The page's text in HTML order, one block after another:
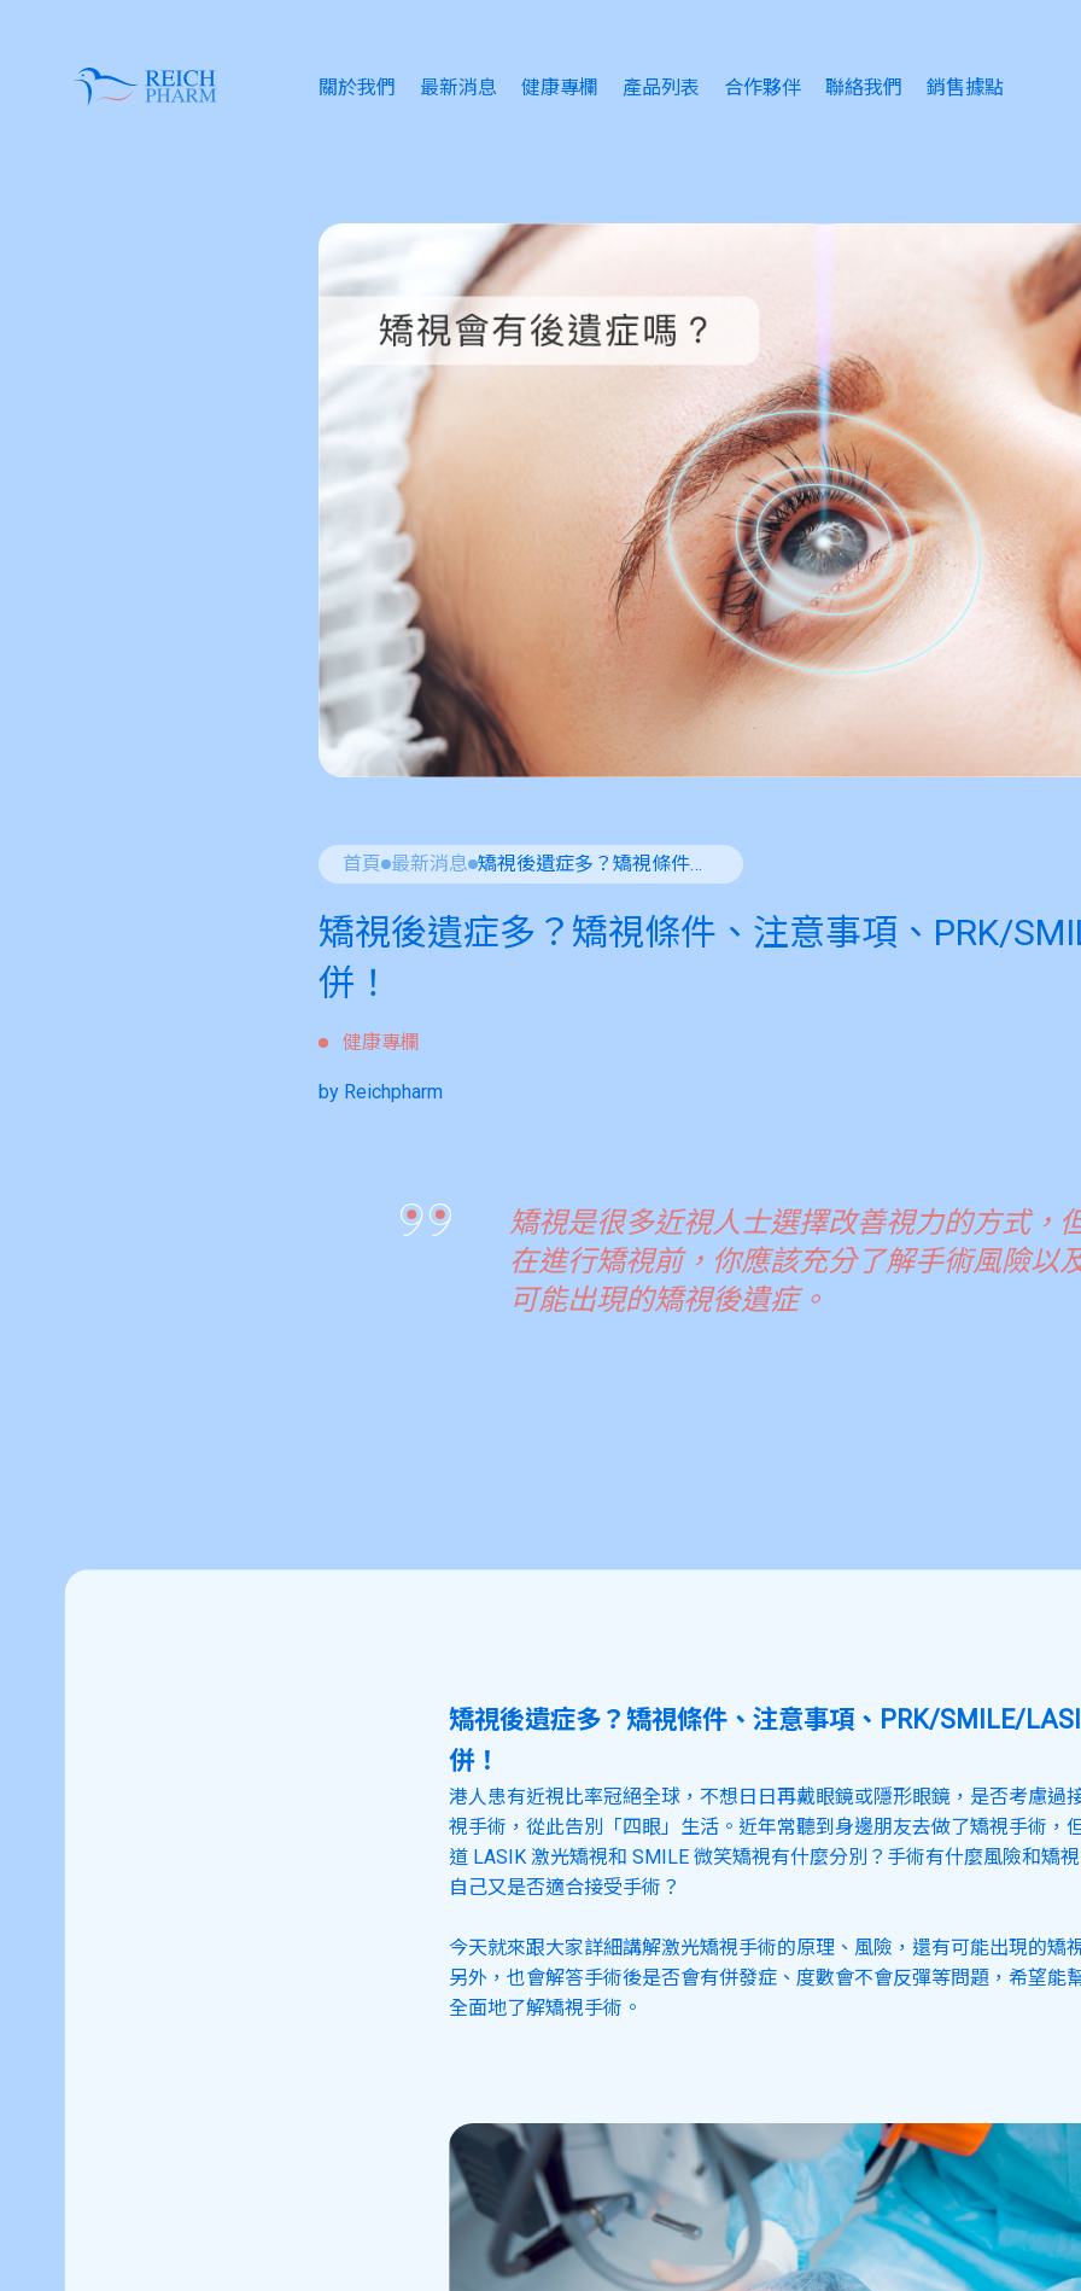
關於我們 最新消息
健康專欄
傷風感冒
皮膚護理
痔瘡護理
產品列表 合作夥伴 聯絡我們 銷售據點
首頁 最新消息 矯視後遺症多？矯視條件、注意事項、PRK/SMILE/LASIK大比併！
矯視後遺症多？矯視條件、注意事項、PRK/
併！
健康專欄
by Reichpharm
矯視是很多近視人士選擇改善視力的方式，
在進行矯視前，你應該充分了解手術風險以
可能出現的矯視後遺症。
矯視後遺症多？矯視條件、注意事項、PRK/SMILE/
併！
港人患有近視比率冠絕全球，不想日日再戴眼鏡或隱形眼鏡，是否考慮過
視手術，從此告別「四眼」生活。近年常聽到身邊朋友去做了矯視手術，
道 LASIK 激光矯視和 SMILE 微笑矯視有什麼分別？手術有什麼風險和矯
自己又是否適合接受手術？
今天就來跟大家詳細講解激光矯視手術的原理、風險，還有可能出現的矯
另外，也會解答手術後是否會有併發症、度數會不會反彈等問題，希望能
全面地了解矯視手術。